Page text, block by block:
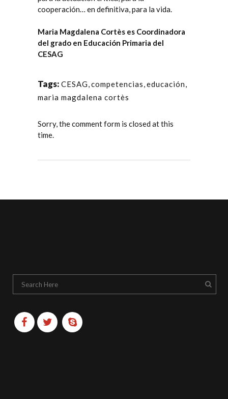
cooperación… en definitiva, para la vida.
Maria Magdalena Cortès es Coordinadora
del grado en Educación Primaria del
CESAG
Tags: CESAG,competencias,educación,
maria magdalena cortès
Sorry, the comment form is closed at this
time.